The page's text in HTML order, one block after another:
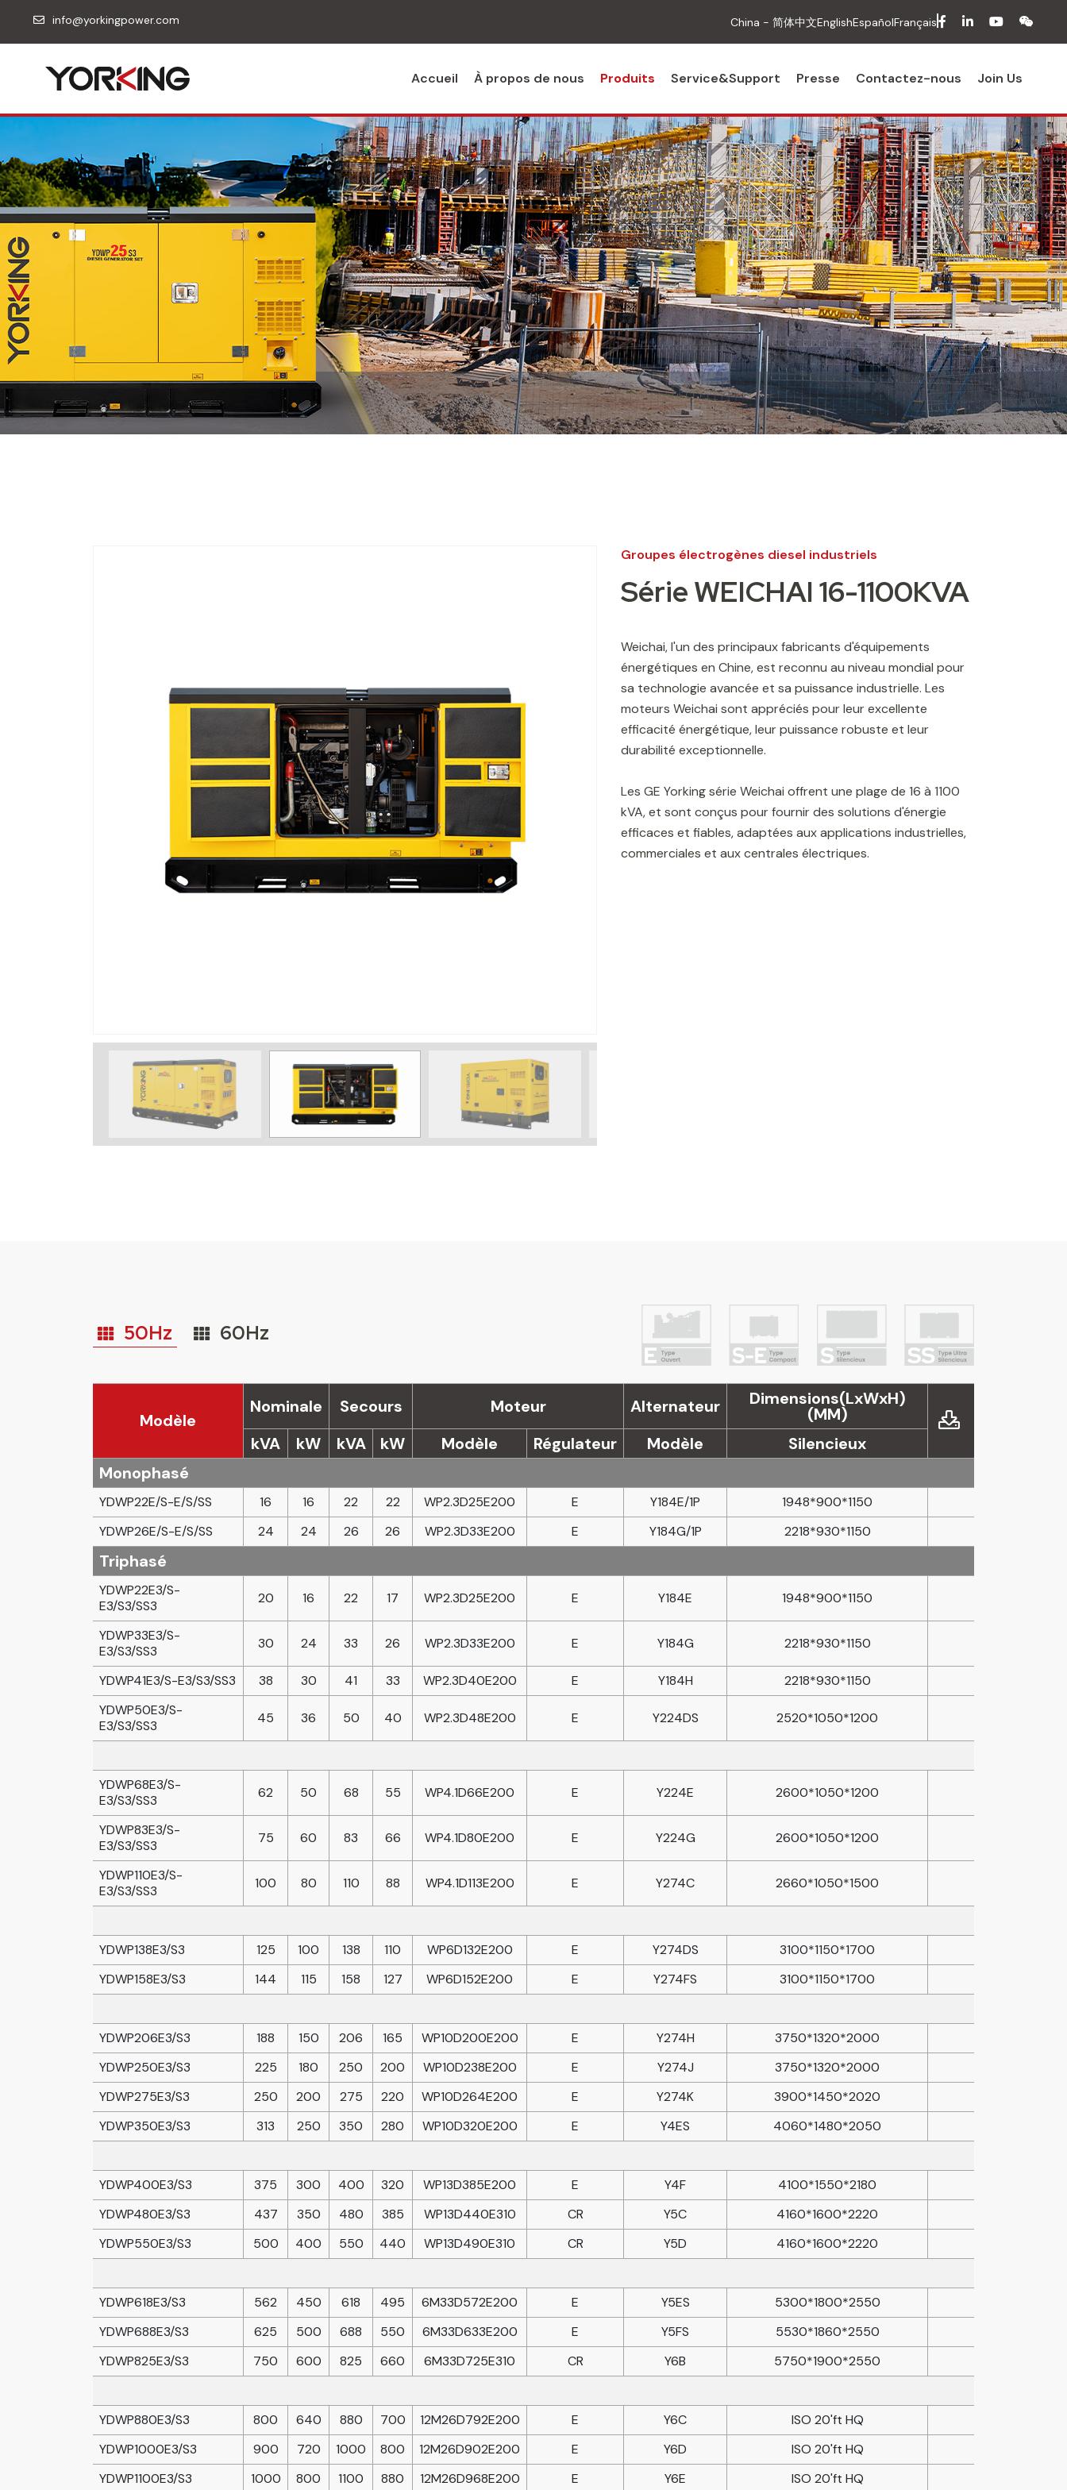
info@yorkingpower.com China - 简体中文EnglishEspañolFrançais facebook
in youtube
Accueil À propos de nous Produits Service&Support Presse Contactez-nous Join Us
Groupes électrogènes diesel industriels
Série WEICHAI 16-1100KVA
Weichai, l'un des principaux fabricants d'équipements
énergétiques en Chine, est reconnu au niveau mondial pour
sa technologie avancée et sa puissance industrielle. Les
moteurs Weichai sont appréciés pour leur excellente
efficacité énergétique, leur puissance robuste et leur
durabilité exceptionnelle.
Les GE Yorking série Weichai offrent une plage de 16 à 1100
kVA, et sont conçus pour fournir des solutions d'énergie
efficaces et fiables, adaptées aux applications industrielles,
commerciales et aux centrales électriques.
50Hz 60Hz
Modèle
Nominale Secours Moteur Alternateur Dimensions(LxWxH)
(MM)
kVA
kW kVA kW Modèle Régulateur Modèle
Silencieux
Monophasé
YDWP22E/S-E/S/SS 16 16 22 22 WP2.3D25E200 E Y184E/1P
1948*900*1150
YDWP26E/S-E/S/SS
24 24 26 26 WP2.3D33E200 E Y184G/1P 2218*930*1150
Triphasé
YDWP22E3/S-
E3/S3/SS3
20 16 22 17 WP2.3D25E200 E Y184E 1948*900*1150
YDWP33E3/S-
E3/S3/SS3
30 24 33 26 WP2.3D33E200 E Y184G 2218*930*1150
YDWP41E3/S-E3/S3/SS3 38 30 41 33 WP2.3D40E200 E Y184H
2218*930*1150
YDWP50E3/S-
E3/S3/SS3
45 36 50 40 WP2.3D48E200 E Y224DS 2520*1050*1200
YDWP68E3/S-
E3/S3/SS3
62 50 68 55 WP4.1D66E200 E Y224E 2600*1050*1200
YDWP83E3/S-
E3/S3/SS3
75 60 83 66 WP4.1D80E200 E Y224G 2600*1050*1200
YDWP110E3/S-
E3/S3/SS3
100 80 110 88 WP4.1D113E200 E Y274C 2660*1050*1500
YDWP138E3/S3 125 100 138 110 WP6D132E200 E Y274DS
3100*1150*1700
YDWP158E3/S3
144 115 158 127 WP6D152E200 E Y274FS 3100*1150*1700
YDWP206E3/S3 188 150 206 165 WP10D200E200 E Y274H
3750*1320*2000
YDWP250E3/S3
225 180 250 200 WP10D238E200 E Y274J
3750*1320*2000
YDWP275E3/S3
250 200 275 220 WP10D264E200 E Y274K
3900*1450*2020
YDWP350E3/S3
313 250 350 280 WP10D320E200 E Y4ES 4060*1480*2050
YDWP400E3/S3 375 300 400 320 WP13D385E200 E Y4F
4100*1550*2180
YDWP480E3/S3
437 350 480 385 WP13D440E310 CR Y5C
4160*1600*2220
YDWP550E3/S3
500 400 550 440 WP13D490E310 CR Y5D 4160*1600*2220
YDWP618E3/S3 562 450 618 495 6M33D572E200 E Y5ES
5300*1800*2550
YDWP688E3/S3
625 500 688 550 6M33D633E200 E Y5FS
5530*1860*2550
YDWP825E3/S3
750 600 825 660 6M33D725E310 CR Y6B 5750*1900*2550
YDWP880E3/S3 800 640 880 700 12M26D792E200 E Y6C
ISO 20'ft HQ
YDWP1000E3/S3
900 720 1000 800 12M26D902E200 E Y6D
ISO 20'ft HQ
YDWP1100E3/S3
1000 800 1100 880 12M26D968E200 E Y6E ISO 20'ft HQ